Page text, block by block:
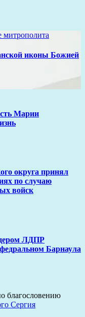
иконы Божией
Марии
округа принял
по случаю
войск
ЛДПР
Барнаула
благословению
Сергия